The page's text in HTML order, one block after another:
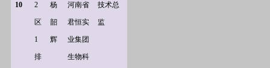
10 2
区
1
排
杨
韶
辉
河南省
君恒实
业集团
生物科
技术总
监